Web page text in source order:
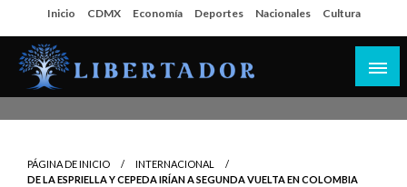
al
contenido
Inicio CDMX Economía Deportes Nacionales Cultura
PÁGINA DE INICIO
INTERNACIONAL
DE LA ESPRIELLA Y CEPEDA IRÍAN A SEGUNDA VUELTA EN COLOMBIA